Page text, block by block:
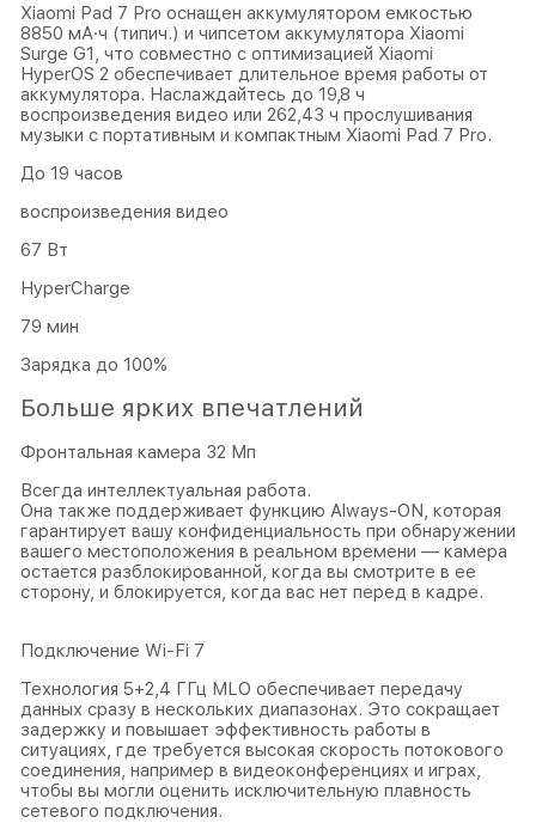
Xiaomi Pad 7 Pro оснащен аккумулятором емкостью
8850 мА·ч (типич.) и чипсетом аккумулятора Xiaomi
Surge G1, что совместно с оптимизацией Xiaomi
HyperOS 2 обеспечивает длительное время работы от
аккумулятора. Наслаждайтесь до 19,8 ч
воспроизведения видео или 262,43 ч прослушивания
музыки с портативным и компактным Xiaomi Pad 7 Pro.
До 19 часов
воспроизведения видео
67 Вт
HyperCharge
79 мин
Зарядка до 100%
Больше ярких впечатлений
Фронтальная камера 32 Мп
Всегда интеллектуальная работа.
Она также поддерживает функцию Always-ON, которая
гарантирует вашу конфиденциальность при обнаружении
вашего местоположения в реальном времени — камера
остается разблокированной, когда вы смотрите в ее
сторону, и блокируется, когда вас нет перед в кадре.
Подключение Wi-Fi 7
Технология 5+2,4 ГГц MLO обеспечивает передачу
данных сразу в нескольких диапазонах. Это сокращает
задержку и повышает эффективность работы в
ситуациях, где требуется высокая скорость потокового
соединения, например в видеоконференциях и играх,
чтобы вы могли оценить исключительную плавность
сетевого подключения.